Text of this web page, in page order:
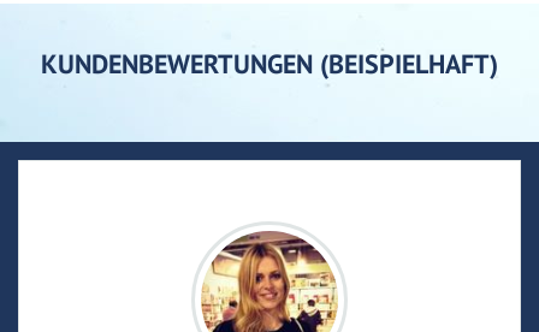
KUNDENBEWERTUNGEN (BEISPIELHAFT)